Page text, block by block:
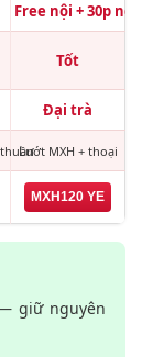
Free nội + 30p
Tốt
Đại trà
Lướt MXH + thoại
MXH120 YE
giữ nguyên